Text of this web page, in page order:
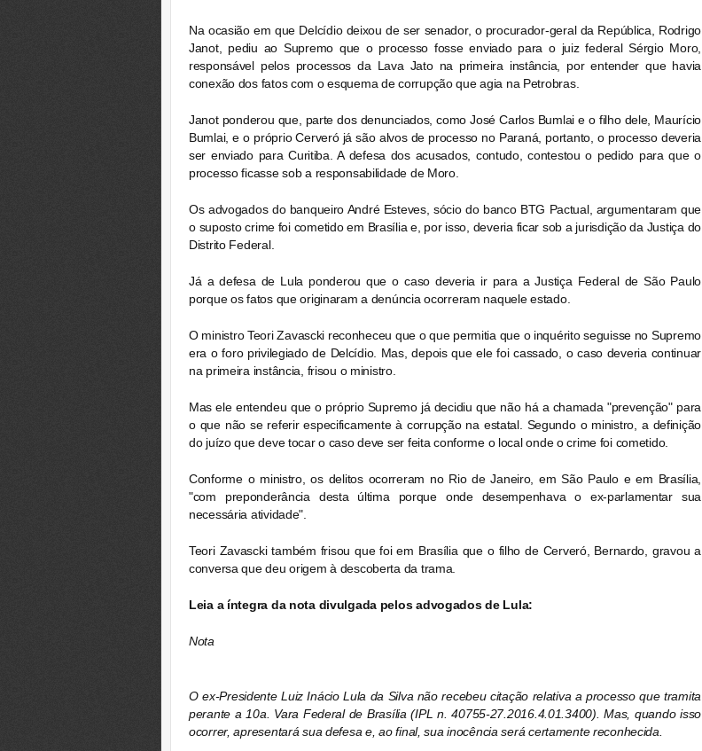
Na ocasião em que Delcídio deixou de ser senador, o procurador-geral da República, Rodrigo
Janot, pediu ao Supremo que o processo fosse enviado para o juiz federal Sérgio Moro,
responsável pelos processos da Lava Jato na primeira instância, por entender que havia
conexão dos fatos com o esquema de corrupção que agia na Petrobras.
Janot ponderou que, parte dos denunciados, como José Carlos Bumlai e o filho dele, Maurício
Bumlai, e o próprio Cerveró já são alvos de processo no Paraná, portanto, o processo deveria
ser enviado para Curitiba. A defesa dos acusados, contudo, contestou o pedido para que o
processo ficasse sob a responsabilidade de Moro.
Os advogados do banqueiro André Esteves, sócio do banco BTG Pactual, argumentaram que
o suposto crime foi cometido em Brasília e, por isso, deveria ficar sob a jurisdição da Justiça do
Distrito Federal.
Já a defesa de Lula ponderou que o caso deveria ir para a Justiça Federal de São Paulo
porque os fatos que originaram a denúncia ocorreram naquele estado.
O ministro Teori Zavascki reconheceu que o que permitia que o inquérito seguisse no Supremo
era o foro privilegiado de Delcídio. Mas, depois que ele foi cassado, o caso deveria continuar
na primeira instância, frisou o ministro.
Mas ele entendeu que o próprio Supremo já decidiu que não há a chamada "prevenção" para
o que não se referir especificamente à corrupção na estatal. Segundo o ministro, a definição
do juízo que deve tocar o caso deve ser feita conforme o local onde o crime foi cometido.
Conforme o ministro, os delitos ocorreram no Rio de Janeiro, em São Paulo e em Brasília,
"com preponderância desta última porque onde desempenhava o ex-parlamentar sua
necessária atividade".
Teori Zavascki também frisou que foi em Brasília que o filho de Cerveró, Bernardo, gravou a
conversa que deu origem à descoberta da trama.
Leia a íntegra da nota divulgada pelos advogados de Lula:
Nota
O ex-Presidente Luiz Inácio Lula da Silva não recebeu citação relativa a processo que tramita
perante a 10a. Vara Federal de Brasília (IPL n. 40755-27.2016.4.01.3400). Mas, quando isso
ocorrer, apresentará sua defesa e, ao final, sua inocência será certamente reconhecida.